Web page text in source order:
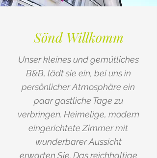
Sönd Willkomm
Unser kleines und gemütliches
B&B, lädt sie ein, bei uns in
persönlicher Atmosphäre ein
paar gastliche Tage zu
verbringen. Heimelige, modern
eingerichtete Zimmer mit
wunderbarer Aussicht
erwarten Sie. Das reichhaltige